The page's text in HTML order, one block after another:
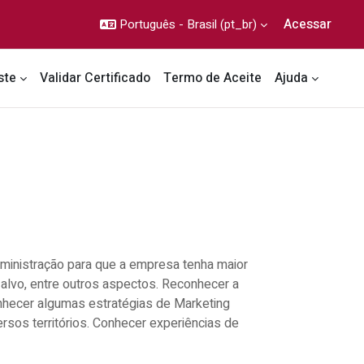
Português - Brasil ‎(pt_br)‎ Acessar
Validar Certificado Termo de Aceite Ajuda
para que a empresa tenha maior
entre outros aspectos. Reconhecer a
algumas estratégias de Marketing
territórios. Conhecer experiências de